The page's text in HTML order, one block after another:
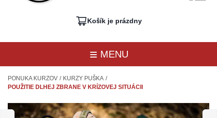
Košík je prázdny
MENU
PONUKA KURZOV / KURZY PUŠKA /
POUŽITIE DLHEJ ZBRANE V KRÍZOVEJ SITUÁCII